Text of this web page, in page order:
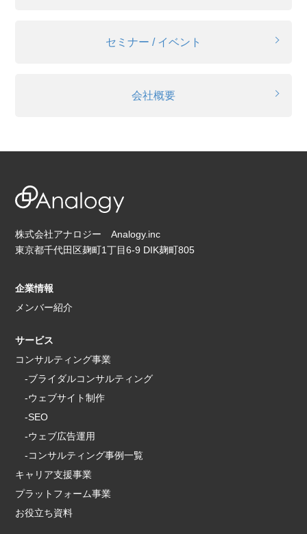
セミナー / イベント
会社概要
株式会社アナロジー Analogy.inc
東京都千代田区麹町1丁目6-9 DIK麹町805
企業情報
メンバー紹介
サービス
コンサルティング事業
-ブライダルコンサルティング
-ウェブサイト制作
-SEO
-ウェブ広告運用
-コンサルティング事例一覧
キャリア支援事業
プラットフォーム事業
お役立ち資料